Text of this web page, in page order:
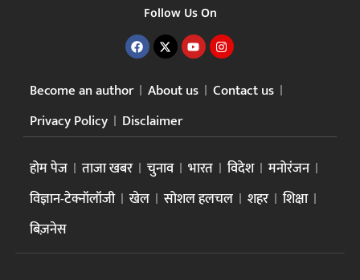
Follow Us On
Become an author About us
Contact us
Privacy Policy
Disclaimer
होम पेज ताजा खबर चुनाव भारत विदेश
मनोरंजन
विज्ञान-टेक्नॉलॉजी
खेल सोशल हलचल शहर
शिक्षा
बिज़नेस